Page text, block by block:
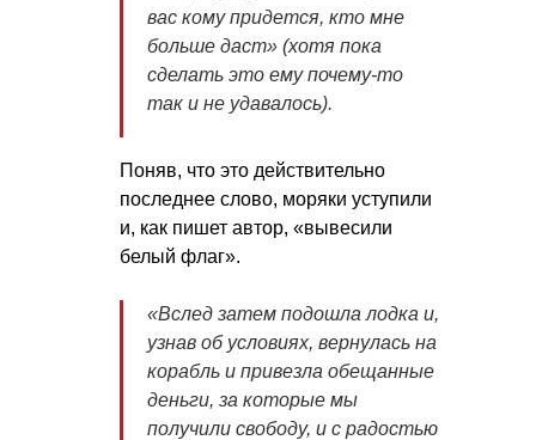
вас кому придется, кто мне
больше даст» (хотя пока
сделать это ему почему-то
так и не удавалось).
Поняв, что это действительно
последнее слово, моряки уступили
и, как пишет автор, «вывесили
белый флаг».
«Вслед затем подошла лодка и,
узнав об условиях, вернулась на
корабль и привезла обещанные
деньги, за которые мы
получили свободу, и с радостью